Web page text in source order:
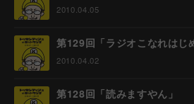
2010.04.05
第129回「ラジオこなれはじ
2010.04.02
第128回「読みますやん」